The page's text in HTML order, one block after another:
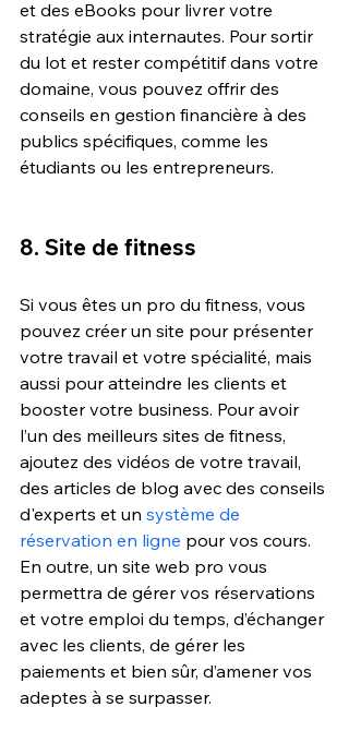
et des eBooks pour livrer votre
stratégie aux internautes. Pour sortir
du lot et rester compétitif dans votre
domaine, vous pouvez offrir des
conseils en gestion financière à des
publics spécifiques, comme les
étudiants ou les entrepreneurs.
8. Site de fitness
Si vous êtes un pro du fitness, vous
pouvez créer un site pour présenter
votre travail et votre spécialité, mais
aussi pour atteindre les clients et
booster votre business. Pour avoir
l’un des meilleurs sites de fitness,
ajoutez des vidéos de votre travail,
des articles de blog avec des conseils
d'experts et un système de
réservation en ligne pour vos cours.
En outre, un site web pro vous
permettra de gérer vos réservations
et votre emploi du temps, d’échanger
avec les clients, de gérer les
paiements et bien sûr, d’amener vos
adeptes à se surpasser.